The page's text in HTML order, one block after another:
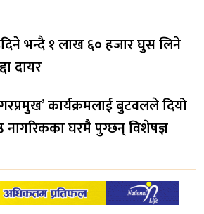
भन्दै १ लाख ६० हजार घुस लिने
दायर
कार्यक्रमलाई बुटवलले दियो
नागरिकका घरमै पुग्छन् विशेषज्ञ